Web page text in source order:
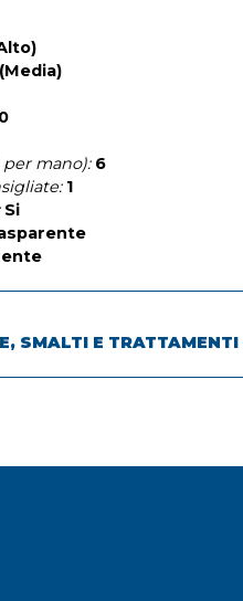
per mano): 6
1
Si
SMALTI E TRATTAMENTI